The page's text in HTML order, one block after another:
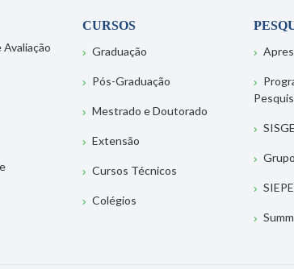
CURSOS
Graduação
Pós-Graduação
Mestrado e Doutorado
Extensão
Cursos Técnicos
Colégios
SIEPE